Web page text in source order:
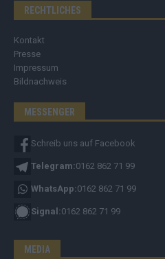
RECHTLICHES
Kontakt
Presse
Impressum
Bildnachweis
MESSENGER
Schreib uns auf Facebook
Telegram:0162 862 71 99
WhatsApp:0162 862 71 99
Signal:0162 862 71 99
MEDIA